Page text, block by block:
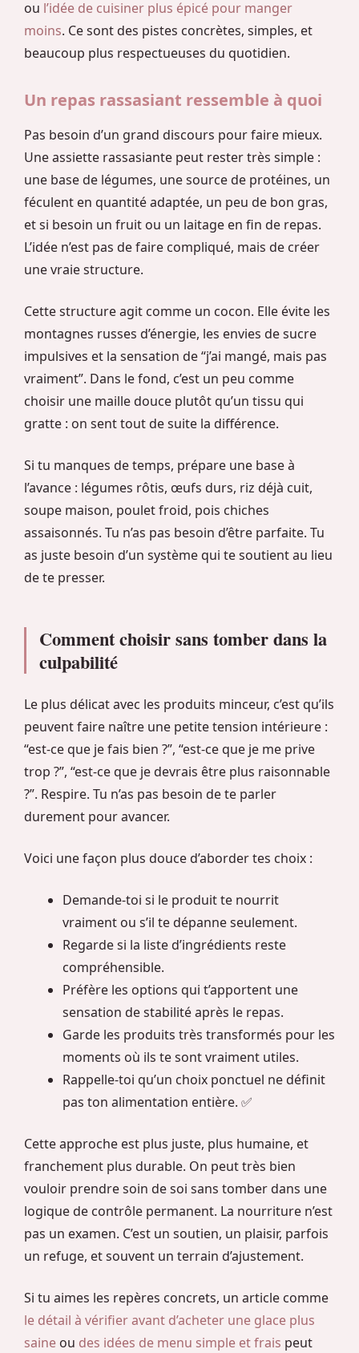
ou l’idée de cuisiner plus épicé pour manger
moins. Ce sont des pistes concrètes, simples, et
beaucoup plus respectueuses du quotidien.
Un repas rassasiant ressemble à quoi
Pas besoin d’un grand discours pour faire mieux.
Une assiette rassasiante peut rester très simple :
une base de légumes, une source de protéines, un
féculent en quantité adaptée, un peu de bon gras,
et si besoin un fruit ou un laitage en fin de repas.
L’idée n’est pas de faire compliqué, mais de créer
une vraie structure.
Cette structure agit comme un cocon. Elle évite les
montagnes russes d’énergie, les envies de sucre
impulsives et la sensation de “j’ai mangé, mais pas
vraiment”. Dans le fond, c’est un peu comme
choisir une maille douce plutôt qu’un tissu qui
gratte : on sent tout de suite la différence.
Si tu manques de temps, prépare une base à
l’avance : légumes rôtis, œufs durs, riz déjà cuit,
soupe maison, poulet froid, pois chiches
assaisonnés. Tu n’as pas besoin d’être parfaite. Tu
as juste besoin d’un système qui te soutient au lieu
de te presser.
Comment choisir sans tomber dans la
culpabilité
Le plus délicat avec les produits minceur, c’est qu’ils
peuvent faire naître une petite tension intérieure :
“est-ce que je fais bien ?”, “est-ce que je me prive
trop ?”, “est-ce que je devrais être plus raisonnable
?”. Respire. Tu n’as pas besoin de te parler
durement pour avancer.
Voici une façon plus douce d’aborder tes choix :
Demande-toi si le produit te nourrit
vraiment ou s’il te dépanne seulement.
Regarde si la liste d’ingrédients reste
compréhensible.
Préfère les options qui t’apportent une
sensation de stabilité après le repas.
Garde les produits très transformés pour les
moments où ils te sont vraiment utiles.
Rappelle-toi qu’un choix ponctuel ne définit
pas ton alimentation entière. ✅
Cette approche est plus juste, plus humaine, et
franchement plus durable. On peut très bien
vouloir prendre soin de soi sans tomber dans une
logique de contrôle permanent. La nourriture n’est
pas un examen. C’est un soutien, un plaisir, parfois
un refuge, et souvent un terrain d’ajustement.
Si tu aimes les repères concrets, un article comme
le détail à vérifier avant d’acheter une glace plus
saine ou des idées de menu simple et frais peut